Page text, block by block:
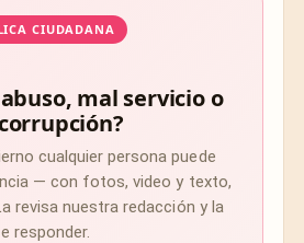
CIUDADANA
mal servicio o
cualquier persona puede
— con fotos, video y texto,
revisa nuestra redacción y la
responder.